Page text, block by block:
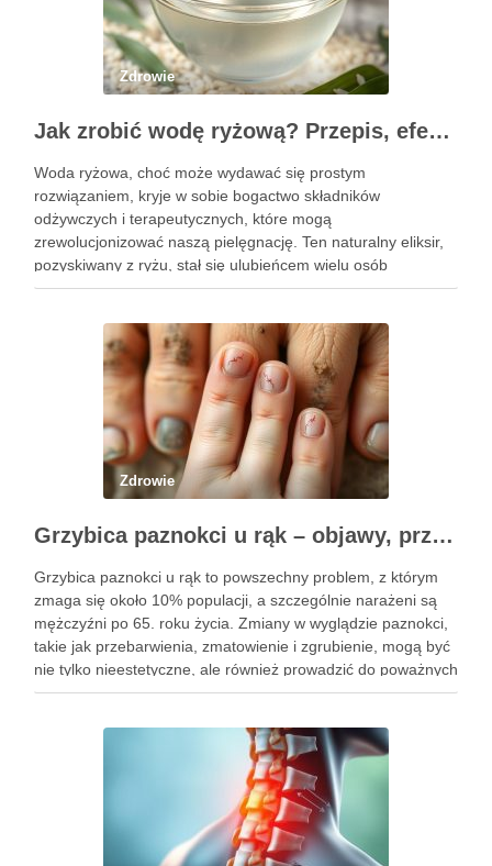
Zdrowie
Jak zrobić wodę ryżową? Przepis, efekty i zastosowanie w pielęgnacji
Woda ryżowa, choć może wydawać się prostym
rozwiązaniem, kryje w sobie bogactwo składników
odżywczych i terapeutycznych, które mogą
zrewolucjonizować naszą pielęgnację. Ten naturalny eliksir,
pozyskiwany z ryżu, stał się ulubieńcem wielu osób
dbających o zdrowie włosów oraz kondycję skóry. Dzięki
dostępna dla …
Zdrowie
Grzybica paznokci u rąk – objawy, przyczyny i skuteczne leczenie
Grzybica paznokci u rąk to powszechny problem, z którym
zmaga się około 10% populacji, a szczególnie narażeni są
mężczyźni po 65. roku życia. Zmiany w wyglądzie paznokci,
takie jak przebarwienia, zmatowienie i zgrubienie, mogą być
nie tylko nieestetyczne, ale również prowadzić do poważnych
konsekwencji zdrowotnych. Infekcje te są wywoływane przez